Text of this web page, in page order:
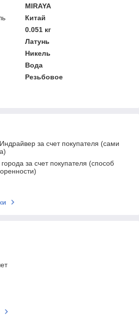
MIRAYA
Китай
0.051 кг
Латунь
Никель
Вода
Резьбовое
за счет покупателя (сами
за счет покупателя (способ